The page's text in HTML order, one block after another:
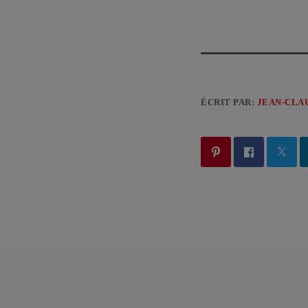
ÉCRIT PAR: JEAN-